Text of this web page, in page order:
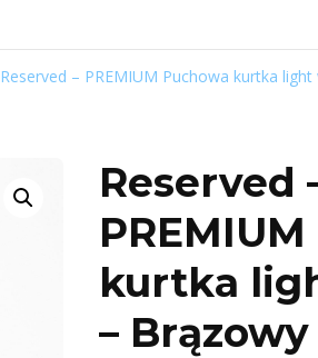
Reserved – PREMIUM Puchowa kurtka
Reserved
kurtka
– Brązowy